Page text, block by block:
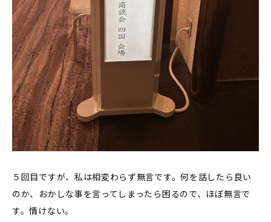
５回目ですが、私は相変わらず無言です。何を話したら良い
のか、おかしな事を言ってしまったら困るので、ほぼ無言で
す。情けない。